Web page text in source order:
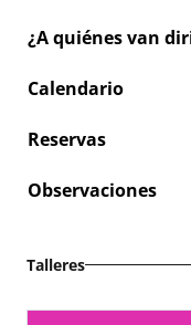
¿A quiénes van
Calendario
Reservas
Observaciones
Talleres